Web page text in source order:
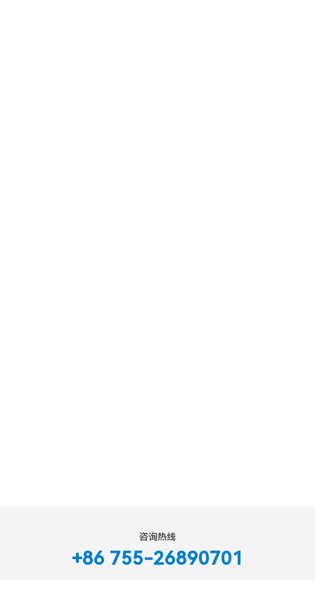
咨询热线
+86 755-26890701